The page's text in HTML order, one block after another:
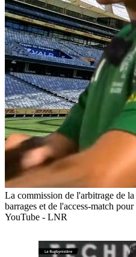
La commission de l'arbitrage de
barrages et de l'access-match
YouTube - LNR